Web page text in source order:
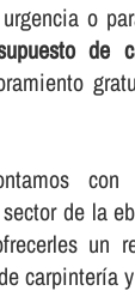
o
de
de la
un
carpinterí­a